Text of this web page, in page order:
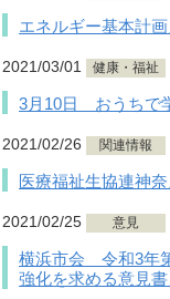
エネルギー基本計
2021/03/01 健康・福祉
3月10日 おうちで
2021/02/26 関連情報
医療福祉生協連神
2021/02/25 意見
横浜市会 令和3年
強化を求める意見